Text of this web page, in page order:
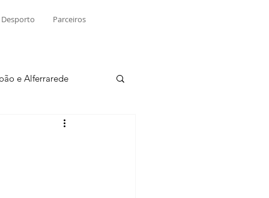
Desporto Parceiros
e Alferrarede